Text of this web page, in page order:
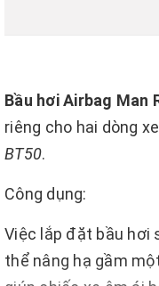
Bầu hơi Airbag Man
riêng cho hai dòng
BT50.
Công dụng:
Việc lắp đặt bầu hơi
thể nâng hạ gầm